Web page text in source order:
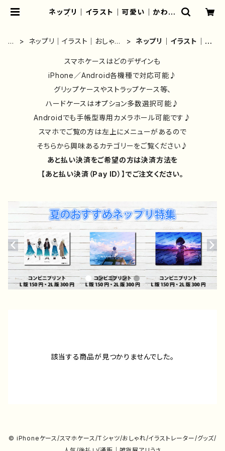
ネップリ｜イラスト｜可愛い｜かわい
グッズ/人気/後払い/通販｜雑貨屋ア
リうさ
ホ
ネップリ｜イラスト｜おしゃれ
ネップリ｜イラスト｜可
スマホケースはどのデザインも
iPhone／Android各機種で対応可能♪
グリップケースやストラップケース等、
ハードケースはオプション多数選択可能♪
Androidでも手帳型専用カメラホール可能です♪
スマホでご覧の方は左上にメニューがあるので
そちらから興味あるカテゴリーをご覧ください♪
あと払い決済をご希望の方は決済方法を
【あと払い決済（Pay ID）】でご注文ください。
該当する商品が見つかりませんでした。
© iPhoneケース/スマホケース/Tシャツ/おしゃれ/イラストレーター/グッズ/